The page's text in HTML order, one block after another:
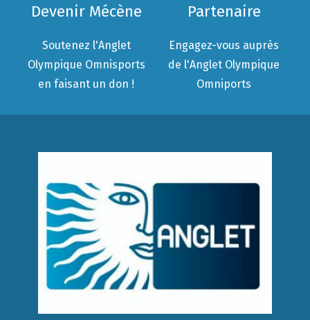
Devenir Mécène
Soutenez l'Anglet
Olympique Omnisports
en faisant un don !
Partenaire
Engagez-vous auprès
de l'Anglet Olympique
Omniports